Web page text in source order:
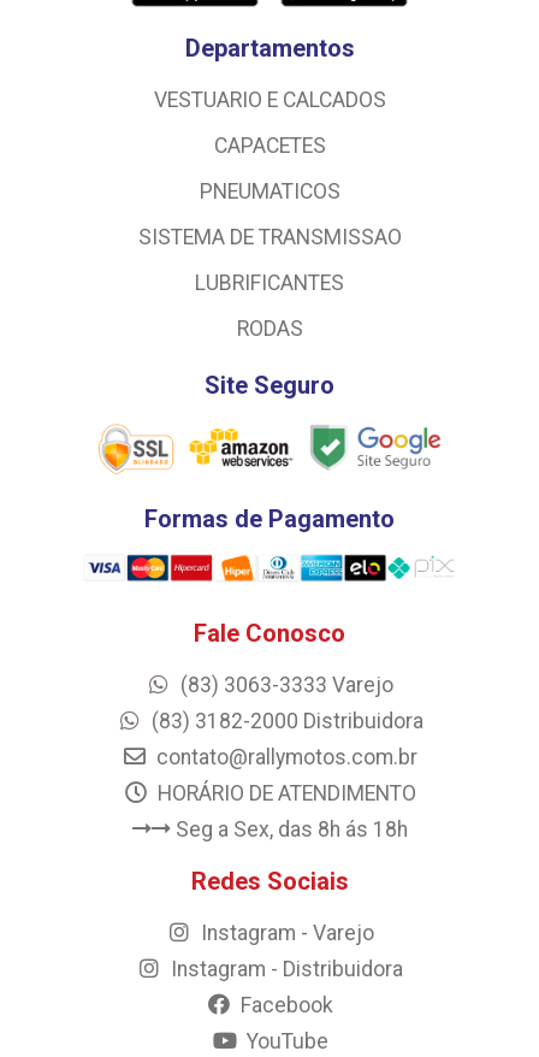
Departamentos
VESTUARIO E CALCADOS
CAPACETES
PNEUMATICOS
SISTEMA DE TRANSMISSAO
LUBRIFICANTES
RODAS
Site Seguro
Formas de Pagamento
Fale Conosco
(83) 3063-3333 Varejo
(83) 3182-2000 Distribuidora
contato@rallymotos.com.br
HORÁRIO DE ATENDIMENTO
Seg a Sex, das 8h ás 18h
Redes Sociais
Instagram - Varejo
Instagram - Distribuidora
Facebook
YouTube